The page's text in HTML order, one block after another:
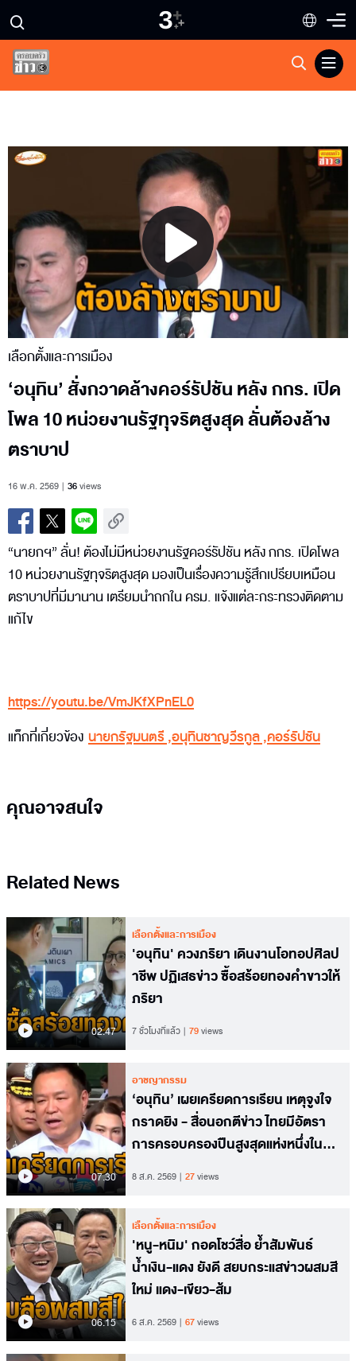
Play
Video
เลือกตั้งและการเมือง
‘อนุทิน’ สั่งกวาดล้างคอร์รัปชัน หลัง กกร. เปิด
โพล 10 หน่วยงานรัฐทุจริตสูงสุด ลั่นต้องล้าง
ตราบาป
16 พ.ค. 2569 36views
“นายกฯ” ลั่น! ต้องไม่มีหน่วยงานรัฐคอร์รัปชัน หลัง กกร. เปิดโพล
10 หน่วยงานรัฐทุจริตสูงสุด มองเป็นเรื่องความรู้สึกเปรียบเหมือน
ตราบาปที่มีมานาน เตรียมนำถกใน ครม. แจ้งแต่ละกระทรวงติดตาม
แก้ไข
https://youtu.be/VmJKfXPnEL0
แท็กที่เกี่ยวข้อง นายกรัฐมนตรี,อนุทินชาญวีรกูล,คอร์รัปชัน
คุณอาจสนใจ
Related News
02.47
เลือกตั้งและการเมือง
'อนุทิน' ควงภริยา เดินงานโอทอปศิลป
าชีพ ปฏิเสธข่าว ซื้อสร้อยทองคำขาวให้
ภริยา
7 ชั่วโมงที่แล้ว 79views
07.30
อาชญากรรม
‘อนุทิน’ เผยเครียดการเรียน เหตุจูงใจ
กราดยิง - สื่อนอกตีข่าว ไทยมีอัตรา
การครอบครองปืนสูงสุดแห่งหนึ่งใน
8 ส.ค. 2569 27views
06.15
เลือกตั้งและการเมือง
'หนู-หนิม' กอดโชว์สื่อ ย้ำสัมพันธ์
น้ำเงิน-แดง ยังดี สยบกระแสข่าวผสมสี
ใหม่ แดง-เขียว-ส้ม
6 ส.ค. 2569 67views